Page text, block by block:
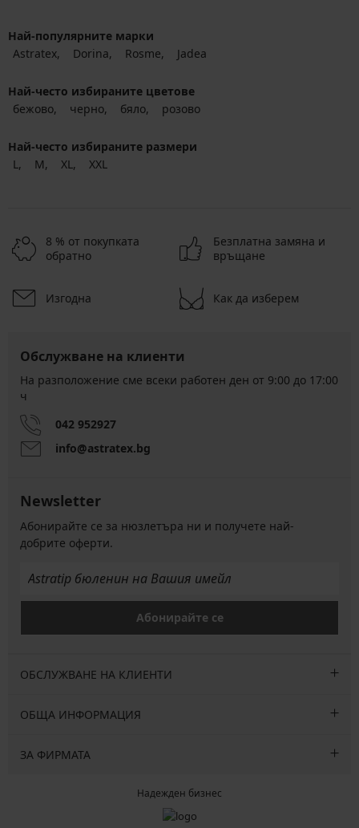
Най-популярните марки
Astratex
Dorina Rosme Jadea
Най-често избираните цветове
бежово
черно бяло розово
Най-често избираните размери
L
M XL XXL
8 % от покупката
обратно
Безплатна замяна и
връщане
Изгодна Как да изберем
Обслужване на клиенти
На разположение сме всеки работен ден от 9:00 до 17:00
ч
042 952927
info@astratex.bg
Newsletter
Абонирайте се за нюзлетъра ни и получете най-
добрите оферти.
Абонирайте се
ОБСЛУЖВАНЕ НА КЛИЕНТИ
ОБЩА ИНФОРМАЦИЯ
ЗА ФИРМАТА
Надежден бизнес